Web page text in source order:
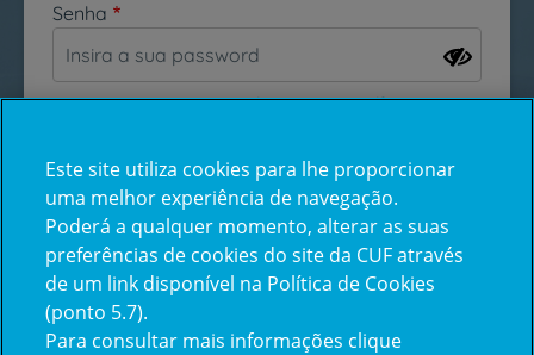
Senha
Esqueceu-se da sua password?
Inicie sessão com a Apple
Este site utiliza cookies para lhe proporcionar
uma melhor experiência de navegação.
Poderá a qualquer momento, alterar as suas
preferências de cookies do site da CUF através
de um link disponível na Política de Cookies
(ponto 5.7).
Para consultar mais informações clique